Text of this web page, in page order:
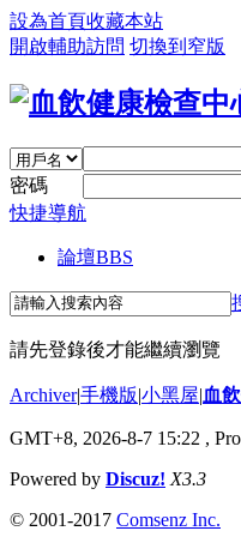
設為首頁收藏本站
開啟輔助訪問 切換到窄版
密碼
快捷導航
論壇BBS
請先登錄後才能繼續瀏覽
Archiver|手機版|小黑屋|血
GMT+8, 2026-8-7 15:22 ,
Powered by Discuz! X3.3
© 2001-2017 Comsenz Inc.